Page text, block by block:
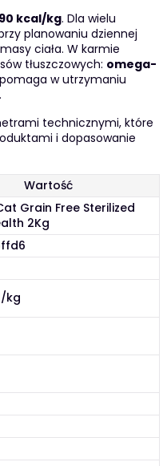
kcal/kg. Dla wielu
planowaniu dziennej
ciała. W karmie
tłuszczowych: omega-
w utrzymaniu
technicznymi, które
i dopasowanie
Wartość
Grain Free Sterilized
2Kg
kg